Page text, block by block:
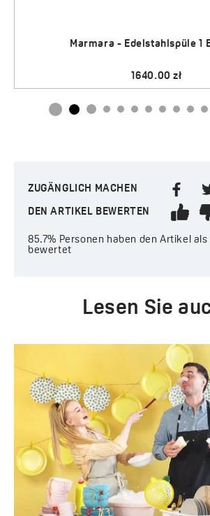
Marmara - Edelstahlspüle 1
1640.00 zł
ZUGÄNGLICH MACHEN
DEN ARTIKEL BEWERTEN
85.7% Personen haben den Artikel als
bewertet
Lesen Sie